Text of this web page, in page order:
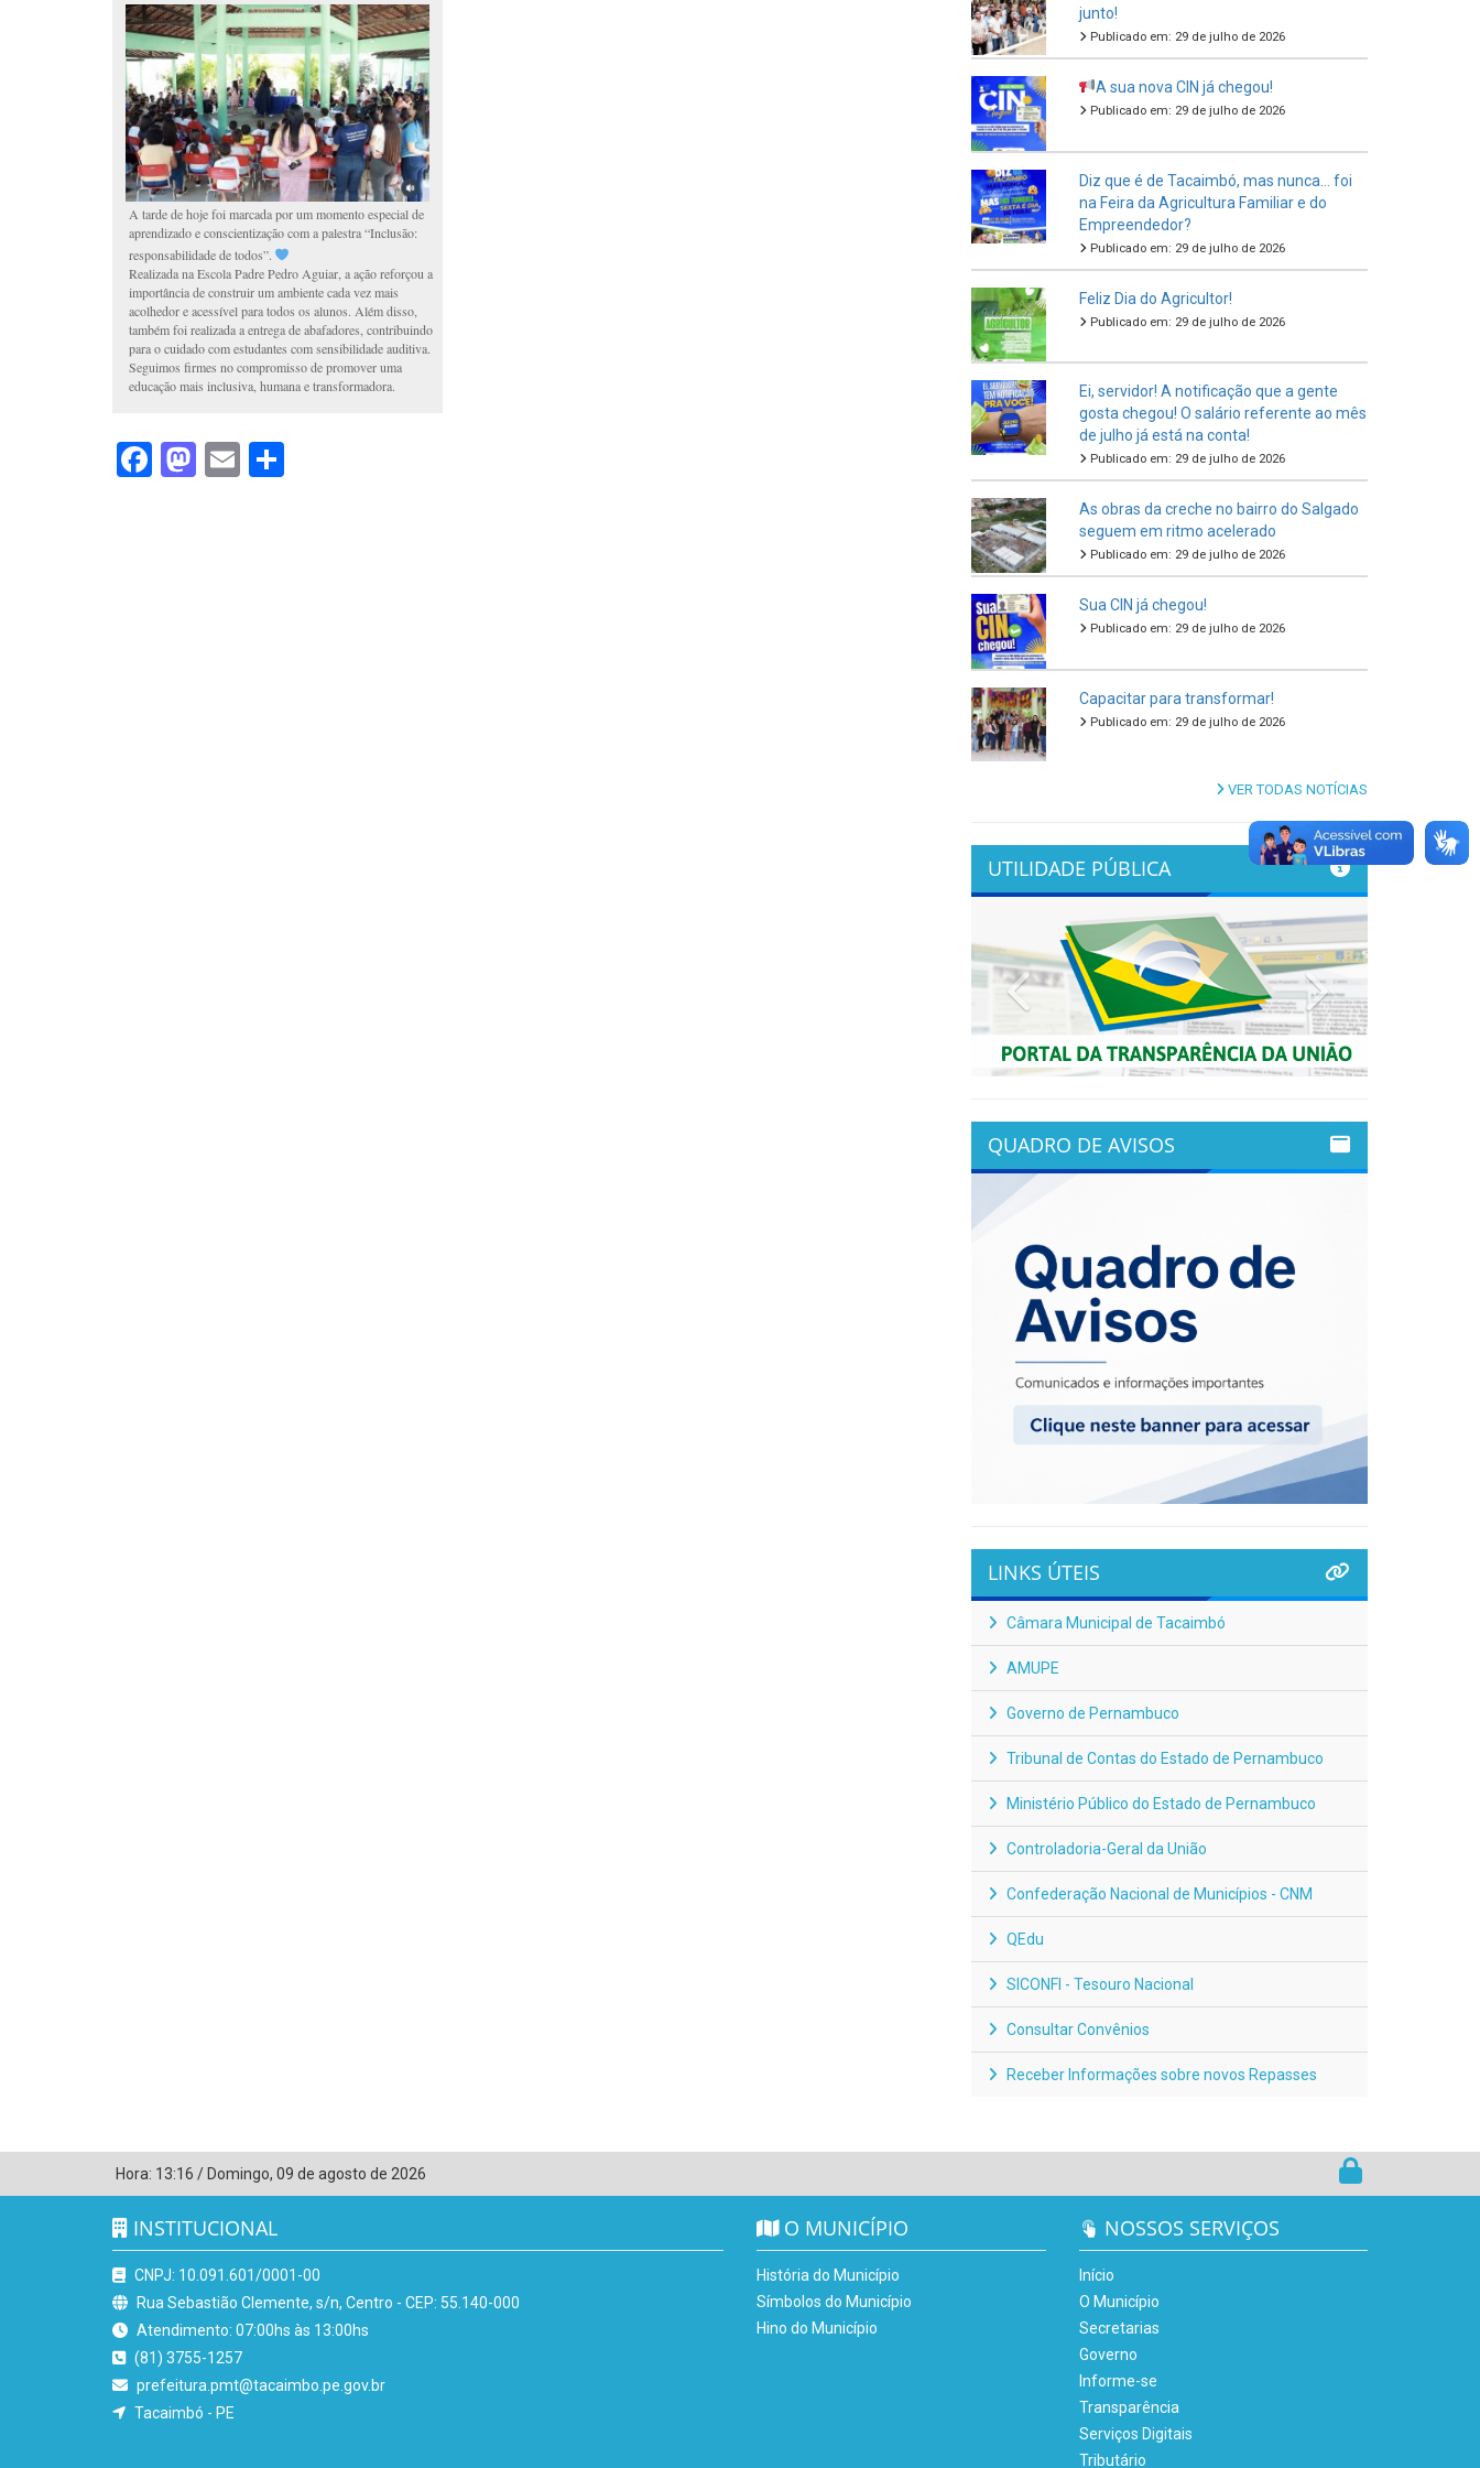
A tarde de hoje foi marcada por um momento especial de
aprendizado e conscientização com a palestra “Inclusão:
responsabilidade de todos”.
Realizada na Escola Padre Pedro Aguiar, a ação reforçou a
importância de construir um ambiente cada vez mais
acolhedor e acessível para todos os alunos. Além disso,
também foi realizada a entrega de abafadores, contribuindo
para o cuidado com estudantes com sensibilidade auditiva.
Seguimos firmes no compromisso de promover uma
educação mais inclusiva, humana e transformadora.
Facebook
Mastodon
Email
junto!
Publicado em: 29 de julho de 2026
A sua nova CIN já chegou!
Publicado em: 29 de julho de 2026
Diz que é de Tacaimbó, mas nunca… foi
na Feira da Agricultura Familiar e do
Empreendedor?
Publicado em: 29 de julho de 2026
Feliz Dia do Agricultor!
Publicado em: 29 de julho de 2026
Ei, servidor! A notificação que a gente
gosta chegou! O salário referente ao mês
de julho já está na conta!
Publicado em: 29 de julho de 2026
As obras da creche no bairro do Salgado
seguem em ritmo acelerado
Publicado em: 29 de julho de 2026
Sua CIN já chegou!
Publicado em: 29 de julho de 2026
Capacitar para transformar!
Publicado em: 29 de julho de 2026
VER TODAS NOTÍCIAS
UTILIDADE PÚBLICA
Previous Next
QUADRO DE AVISOS
LINKS ÚTEIS
Câmara Municipal de Tacaimbó
AMUPE
Governo de Pernambuco
Tribunal de Contas do Estado de Pernambuco
Ministério Público do Estado de Pernambuco
Controladoria-Geral da União
Confederação Nacional de Municípios - CNM
QEdu
SICONFI - Tesouro Nacional
Consultar Convênios
Receber Informações sobre novos Repasses
Hora: 13:16 / Domingo, 09 de agosto de 2026
INSTITUCIONAL
CNPJ: 10.091.601/0001-00
Rua Sebastião Clemente, s/n, Centro - CEP: 55.140-000
Atendimento: 07:00hs às 13:00hs
(81) 3755-1257
prefeitura.pmt@tacaimbo.pe.gov.br
Tacaimbó - PE
O MUNICÍPIO
História do Município
Símbolos do Município
Hino do Município
NOSSOS SERVIÇOS
Início
O Município
Secretarias
Governo
Informe-se
Transparência
Serviços Digitais
Tributário